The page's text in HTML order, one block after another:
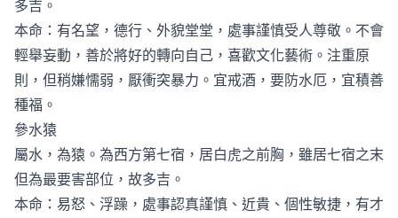
多吉。
本命：有名望，德行、外貌堂堂，處事謹慎受人尊敬。不會
輕舉妄動，善於將好的轉向自己，喜歡文化藝術。注重原
則，但稍嫌懦弱，厭衝突暴力。宜戒酒，要防水厄，宜積善
種福。
參水猿
屬水，為猿。為西方第七宿，居白虎之前胸，雖居七宿之末
但為最要害部位，故多吉。
本命：易怒、浮躁，處事認真謹慎、近貴、個性敏捷，有才